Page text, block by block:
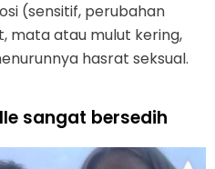
(sensitif, perubahan
mata atau mulut kering,
hasrat seksual.
sangat bersedih